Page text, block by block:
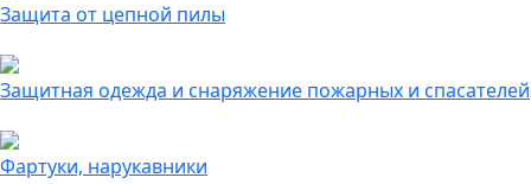
Защита от цепной пилы
Защитная одежда и снаряжение пожарных и спасателей
Фартуки, нарукавники